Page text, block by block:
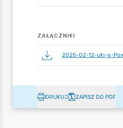
ZAŁĄCZNIKI
2025-02-12-uki-g-
DRUKUJ ZAPISZ DO PDF